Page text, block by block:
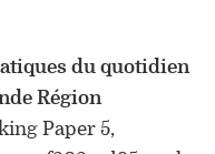
du quotidien
Région
Paper 5,